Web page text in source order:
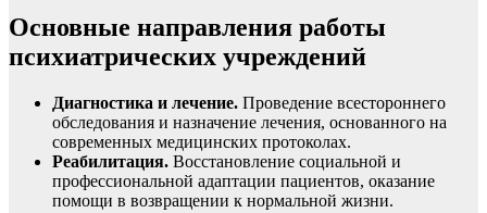
Основные направления работы
психиатрических учреждений
Диагностика и лечение. Проведение всестороннего
обследования и назначение лечения, основанного на
современных медицинских протоколах.
Реабилитация. Восстановление социальной и
профессиональной адаптации пациентов, оказание
помощи в возвращении к нормальной жизни.